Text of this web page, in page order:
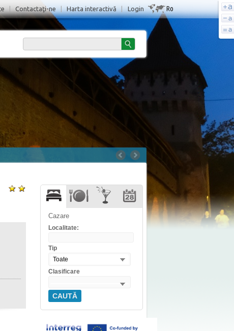
Login Ro
| Contactaţi-ne | Harta interactivă |
Cazare
Localitate:
Tip
Toate
Clasificare
CAUTĂ